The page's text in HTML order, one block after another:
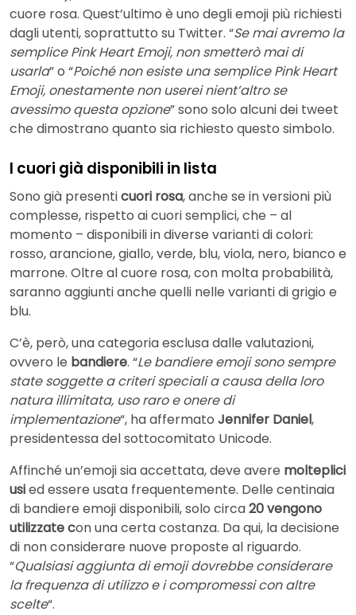
cuore rosa. Quest’ultimo è uno degli emoji più richiesti
dagli utenti, soprattutto su Twitter. “Se mai avremo la
semplice Pink Heart Emoji, non smetterò mai di
usarla” o “Poiché non esiste una semplice Pink Heart
Emoji, onestamente non userei nient’altro se
avessimo questa opzione” sono solo alcuni dei tweet
che dimostrano quanto sia richiesto questo simbolo.
I cuori già disponibili in lista
Sono già presenticuori rosa, anche se in versioni più
complesse, rispetto ai cuori semplici, che – al
momento – disponibili in diverse varianti di colori:
rosso, arancione, giallo, verde, blu, viola, nero, bianco e
marrone. Oltre al cuore rosa, con molta probabilità,
saranno aggiunti anche quelli nelle varianti di grigio e
blu.
C’è, però, una categoria esclusa dalle valutazioni,
ovvero le bandiere. “Le bandiere emoji sono sempre
state soggette a criteri speciali a causa della loro
natura illimitata, uso raro e onere di
implementazione“, ha affermato Jennifer Daniel,
presidentessa del sottocomitato Unicode.
Affinché un’emoji sia accettata, deve avere molteplici
usied essere usata frequentemente. Delle centinaia
di bandiere emoji disponibili, solo circa20 vengono
utilizzate con una certa costanza. Da qui, la decisione
di non considerare nuove proposte al riguardo.
“Qualsiasi aggiunta di emoji dovrebbe considerare
la frequenza di utilizzo e i compromessi con altre
scelte“.